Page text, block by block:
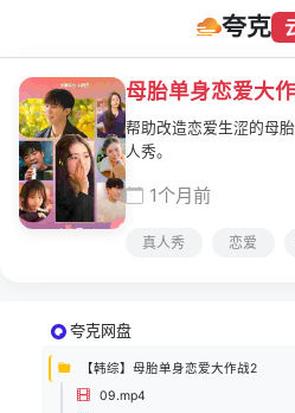
夸克
母胎单身恋爱大
帮助改造恋爱生涩的母
人秀。
1个月前
真人秀 恋爱
夸克网盘
【韩综】母胎单身恋爱大作战2
09.mp4